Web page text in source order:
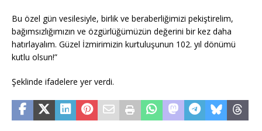
Bu özel gün vesilesiyle, birlik ve beraberliğimizi pekiştirelim,
bağımsızlığımızın ve özgürlüğümüzün değerini bir kez daha
hatırlayalım. Güzel İzmirimizin kurtuluşunun 102. yıl dönümü
kutlu olsun!”
Şeklinde ifadelere yer verdi.